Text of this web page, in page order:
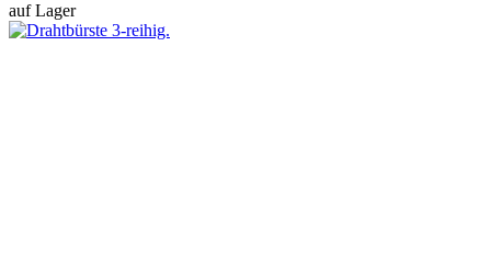
auf Lager